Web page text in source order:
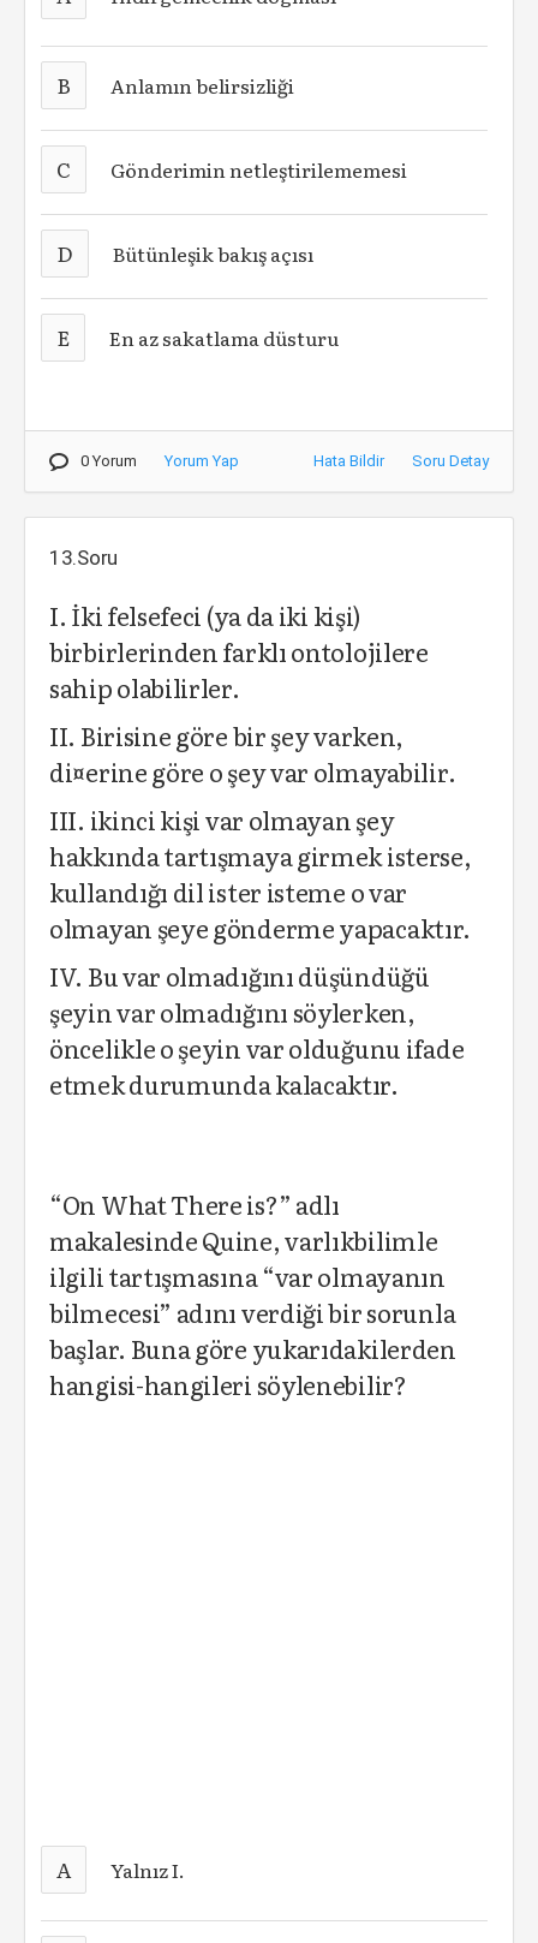
B Anlamın belirsizliği
C Gönderimin netleştirilememesi
D Bütünleşik bakış açısı
E En az sakatlama düsturu
0 Yorum Yorum Yap Hata Bildir Soru Detay
13.Soru
I. İki felsefeci (ya da iki kişi)
birbirlerinden farklı ontolojilere
sahip olabilirler.
II. Birisine göre bir şey varken,
di¤erine göre o şey var olmayabilir.
III. ikinci kişi var olmayan şey
hakkında tartışmaya girmek isterse,
kullandığı dil ister isteme o var
olmayan şeye gönderme yapacaktır.
IV. Bu var olmadığını düşündüğü
şeyin var olmadığını söylerken,
öncelikle o şeyin var olduğunu ifade
etmek durumunda kalacaktır.
“On What There is?” adlı
makalesinde Quine, varlıkbilimle
ilgili tartışmasına “var olmayanın
bilmecesi” adını verdiği bir sorunla
başlar. Buna göre yukarıdakilerden
hangisi-hangileri söylenebilir?
A Yalnız I.